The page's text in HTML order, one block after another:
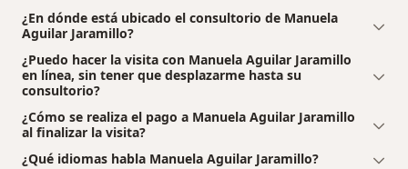
¿En dónde está ubicado el consultorio de Manuela
Aguilar Jaramillo?
¿Puedo hacer la visita con Manuela Aguilar Jaramillo
en línea, sin tener que desplazarme hasta su
consultorio?
¿Cómo se realiza el pago a Manuela Aguilar Jaramillo
al finalizar la visita?
¿Qué idiomas habla Manuela Aguilar Jaramillo?